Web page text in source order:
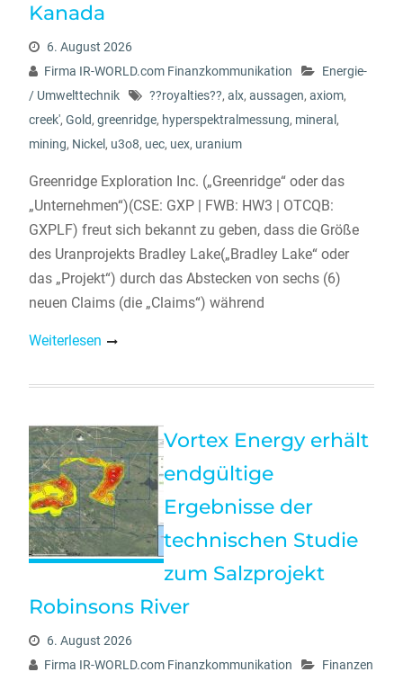
Kanada
6. August 2026
Firma IR-WORLD.com Finanzkommunikation
Energie-
/ Umwelttechnik
??royalties??, alx, aussagen, axiom,
creek', Gold, greenridge, hyperspektralmessung, mineral ,
mining, Nickel , u3o8, uec, uex, uranium
Greenridge Exploration Inc. („Greenridge“ oder das
„Unternehmen“)(CSE: GXP | FWB: HW3 | OTCQB:
GXPLF) freut sich bekannt zu geben, dass die Größe
des Uranprojekts Bradley Lake(„Bradley Lake“ oder
das „Projekt“) durch das Abstecken von sechs (6)
neuen Claims (die „Claims“) während
Weiterlesen
Vortex Energy erhält
endgültige
Ergebnisse der
technischen Studie
zum Salzprojekt
Robinsons River
6. August 2026
Firma IR-WORLD.com Finanzkommunikation
Finanzen